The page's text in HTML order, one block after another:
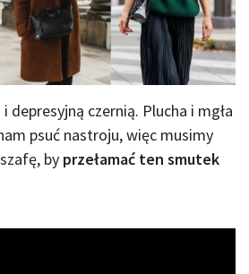
depresyjną czernią. Plucha i mgła
psuć nastroju, więc musimy
by przełamać ten smutek